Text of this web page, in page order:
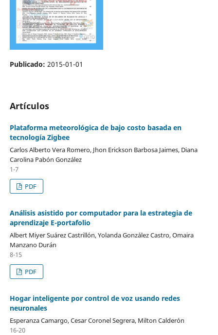
Publicado: 2015-01-01
Artículos
Plataforma meteorológica de bajo costo basada en
tecnología Zigbee
Carlos Alberto Vera Romero, Jhon Erickson Barbosa Jaimes, Diana
Carolina Pabón González
1-7
PDF
Análisis asistido por computador para la estrategia de
aprendizaje E-portafolio
Albert Miyer Suárez Castrillón, Yolanda González Castro, Omaira
Manzano Durán
8-15
PDF
Hogar inteligente por control de voz usando redes
neuronales
Esperanza Camargo, Cesar Coronel Segrera, Milton Calderón
16-20